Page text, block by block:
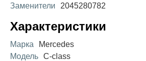
Заменители
2045280782
Характеристики
Марка
Mercedes
Модель C-class